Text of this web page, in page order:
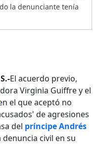
la denunciante tenía
El acuerdo previo,
Virginia Guiffre y el
el que aceptó no
de agresiones
del príncipe Andrés
civil en su